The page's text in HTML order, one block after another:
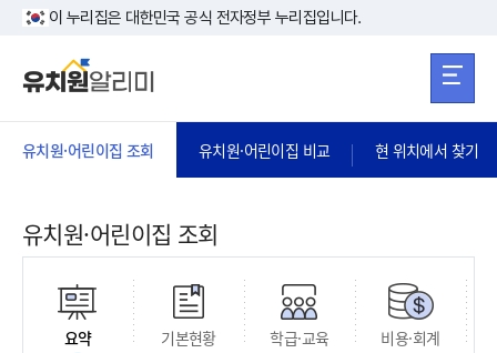
본문 바로가기
이 누리집은 대한민국 공식 전자정부 누리집입니다.
유치원·어린이집 조회 유치원·어린이집 비교 현 위치에서 찾기
유치원·어린이집 조회
요약 기본현황 학급·교육 비용·회계